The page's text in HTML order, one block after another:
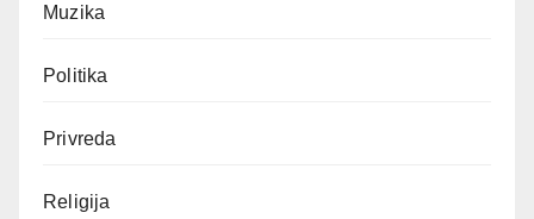
Muzika
Politika
Privreda
Religija